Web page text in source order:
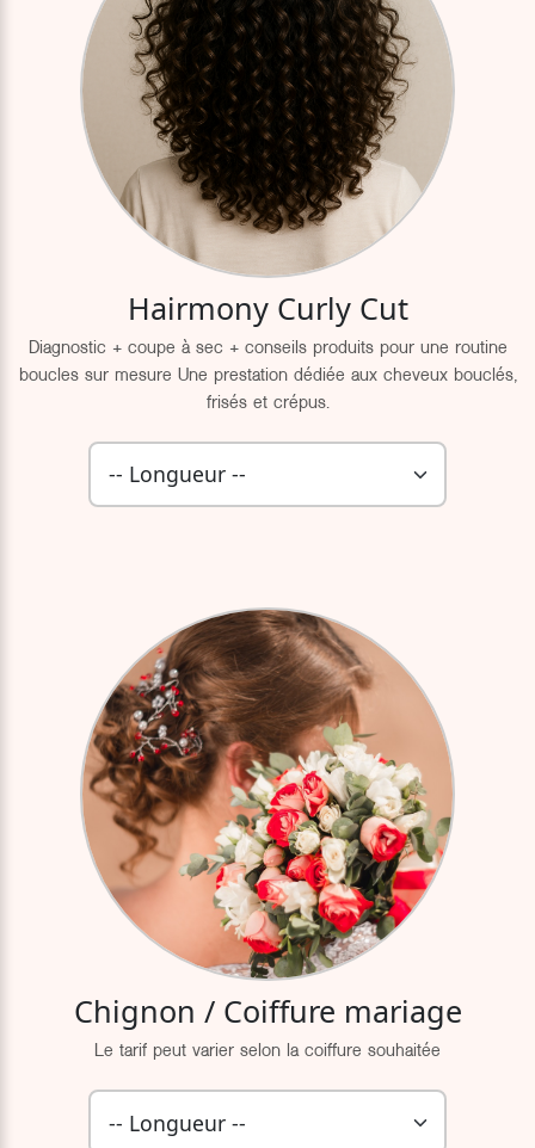
Hairmony Curly Cut
Diagnostic + coupe à sec + conseils produits pour une routine
boucles sur mesure Une prestation dédiée aux cheveux bouclés,
frisés et crépus.
Chignon / Coiffure mariage
Le tarif peut varier selon la coiffure souhaitée